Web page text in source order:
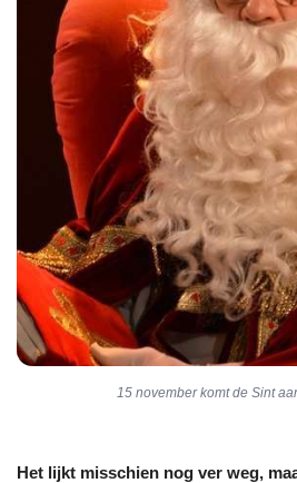
15 november komt de Sint
Het lijkt misschien nog ver weg,